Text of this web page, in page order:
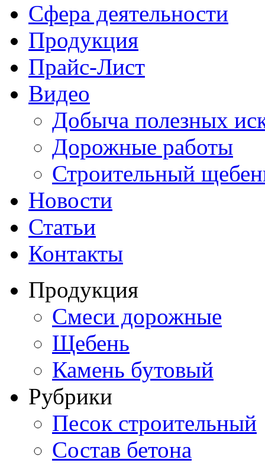
Сфера деятельности
Продукция
Прайс-Лист
Видео
Добыча полезных
Дорожные работы
Строительный
Новости
Статьи
Контакты
Продукция
Смеси дорожные
Щебень
Камень бутовый
Рубрики
Песок строительный
Состав бетона